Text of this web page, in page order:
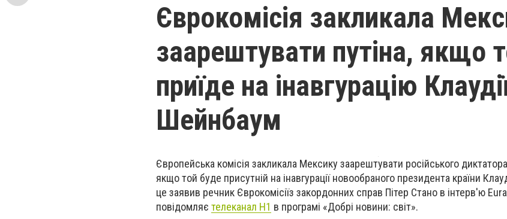
Єврокомісія закликала
заарештувати путіна, якщо
приїде на інавгурацію
Шейнбаум
Європейська комісія закликала Мексику заарештувати російського
якщо той буде присутній на інавгурації новообраного президента країни
це заявив речник Єврокомісіїз закордонних справ Пітер Стано в інтерв'ю
повідомляє телеканал Н1 в програмі «Добрі новини: світ».